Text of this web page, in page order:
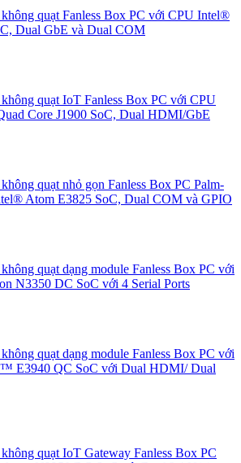
quạt Fanless Box PC với CPU Intel®
Dual GbE và Dual COM
quạt IoT Fanless Box PC với CPU
Core J1900 SoC, Dual HDMI/GbE
quạt nhỏ gọn Fanless Box PC Palm-
Atom E3825 SoC, Dual COM và GPIO
quạt dạng module Fanless Box PC với
N3350 DC SoC với 4 Serial Ports
quạt dạng module Fanless Box PC với
E3940 QC SoC với Dual HDMI/ Dual
quạt IoT Gateway Fanless Box PC